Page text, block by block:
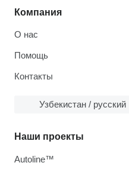
Компания
О нас
Помощь
Контакты
Узбекистан / русский
Наши проекты
Autoline™